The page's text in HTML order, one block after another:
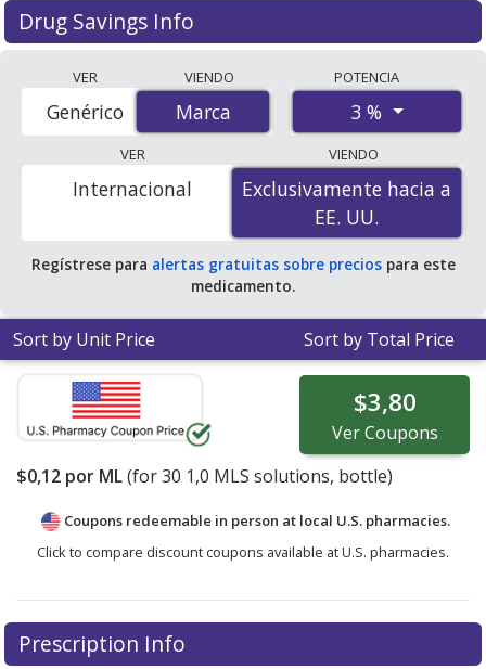
Drug Savings Info
prices at U.S. pharmacies start at
$0.12 por mlfor 30 x 1
mls. You save 4% off the average U.S. pharmacy retail
price of $0.13 per solution for 30 mls. Enter your ZIP
Code to compare discount Hydrogen Peroxide coupon
prices in your area.
VER
Marca
Genérico
VIENDO
Marca
POTENCIA
3 %
VER
Exclusivamente hacia a
EE. UU.
Internacional
VIENDO
Exclusivamente hacia a
EE. UU.
Regístrese para alertas gratuitas sobre preciospara este
medicamento.
Sort by Unit Price Sort by Total Price
$3,80
VerCoupons
$0,12 por ML(for30 1,0 MLS solutions, bottle)
Coupons redeemable in person at local U.S. pharmacies.
Click to compare discount coupons available at U.S. pharmacies.
Prescription Info